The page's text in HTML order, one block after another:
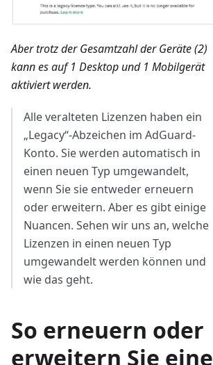
Aber trotz der Gesamtzahl der Geräte (2)
kann es auf 1 Desktop und 1 Mobilgerät
aktiviert werden.
Alle veralteten Lizenzen haben ein
„Legacy“-Abzeichen im AdGuard-
Konto. Sie werden automatisch in
einen neuen Typ umgewandelt,
wenn Sie sie entweder erneuern
oder erweitern. Aber es gibt einige
Nuancen. Sehen wir uns an, welche
Lizenzen in einen neuen Typ
umgewandelt werden können und
wie das geht.
So erneuern oder
erweitern Sie eine